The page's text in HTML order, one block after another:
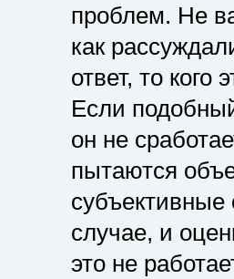
проблем. Не
как
ответ, то кого
Если
он не
пытаются
случае, и
это не